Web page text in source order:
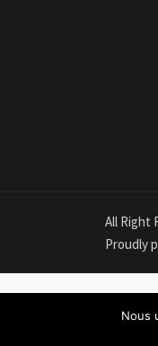
All Right
Proudly
Nous